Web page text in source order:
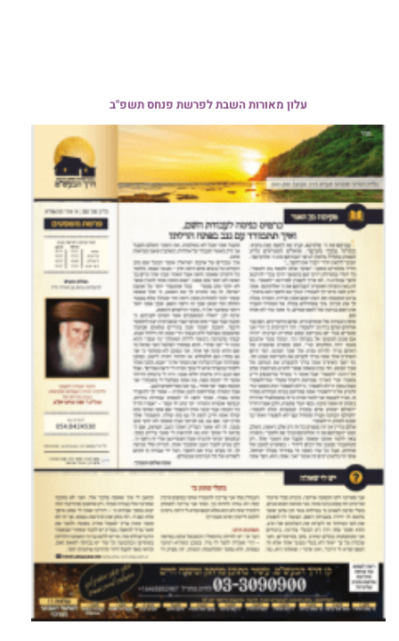
עלון מאורות השבת לפרשת פנחס תשפ"ב